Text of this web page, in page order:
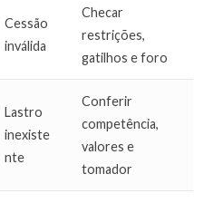
Cessão
inválida
Checar
restrições,
gatilhos e foro
Lastro
inexiste
nte
Conferir
competência,
valores e
tomador